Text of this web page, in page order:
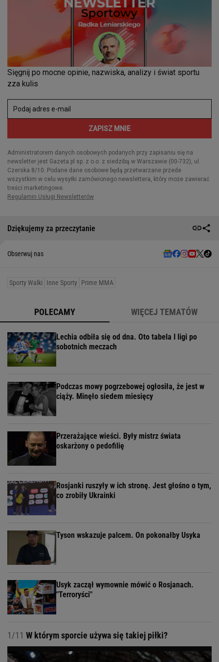
Dziękujemy za przeczytanie
Obserwuj nas
Sporty Walki Inne Sporty Prime MMA
POLECAMY WIĘCEJ TEMATÓW
Lechia odbiła się od dna. Oto tabela I ligi po
sobotnich meczach
Podczas mowy pogrzebowej ogłosiła, że jest w
ciąży. Minęło siedem miesięcy
Przerażające wieści. Były mistrz świata
oskarżony o pedofilię
Rosjanki ruszyły w ich stronę. Jest głośno o tym,
co zrobiły Ukrainki
Tyson wskazuje palcem. On pokonałby Usyka
Usyk zaczął wymownie mówić o Rosjanach.
"Terroryści"
1/11 W którym sporcie używa się takiej piłki?